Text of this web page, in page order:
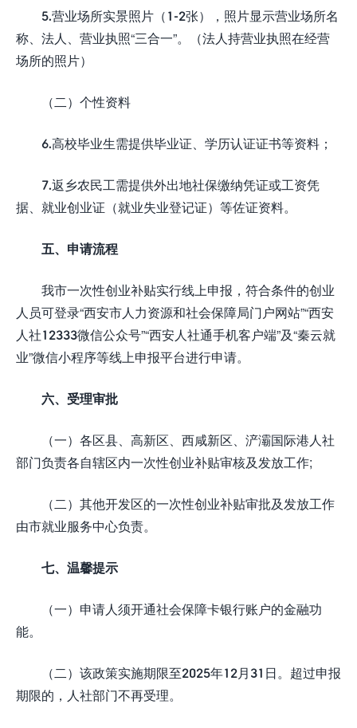
5.营业场所实景照片（1-2张），照片显示营业场所名
称、法人、营业执照“三合一”。（法人持营业执照在经营
场所的照片）
（二）个性资料
6.高校毕业生需提供毕业证、学历认证证书等资料；
7.返乡农民工需提供外出地社保缴纳凭证或工资凭
据、就业创业证（就业失业登记证）等佐证资料。
五、申请流程
我市一次性创业补贴实行线上申报，符合条件的创业
人员可登录“西安市人力资源和社会保障局门户网站”“西安
人社12333微信公众号”“西安人社通手机客户端”及“秦云就
业”微信小程序等线上申报平台进行申请。
六、受理审批
（一）各区县、高新区、西咸新区、浐灞国际港人社
部门负责各自辖区内一次性创业补贴审核及发放工作;
（二）其他开发区的一次性创业补贴审批及发放工作
由市就业服务中心负责。
七、温馨提示
（一）申请人须开通社会保障卡银行账户的金融功
能。
（二）该政策实施期限至2025年12月31日。超过申报
期限的，人社部门不再受理。